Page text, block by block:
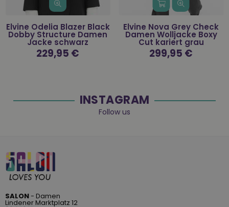
Elvine Odelia Blazer Black
Dobby Structure Damen
Jacke schwarz
Normaler
Preis
229,95 €
Elvine Nova Grey Check
Damen Wolljacke Boxy
Cut kariert grau
Normaler
Preis
299,95 €
INSTAGRAM
Follow us
SALON- Damen
Lindener Marktplatz 12